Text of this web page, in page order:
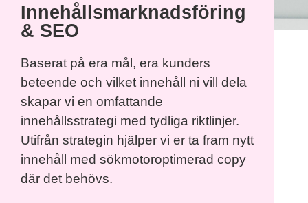
Innehållsmarknadsföring
& SEO
Baserat på era mål, era kunders
beteende och vilket innehåll ni vill dela
skapar vi en omfattande
innehållsstrategi med tydliga riktlinjer.
Utifrån strategin hjälper vi er ta fram nytt
innehåll med sökmotoroptimerad copy
där det behövs.